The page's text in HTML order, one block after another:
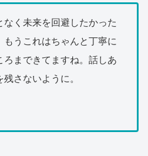
く未来を回避したかった
うこれはちゃんと丁寧に
ろまできてますね。話しあ
さないように。